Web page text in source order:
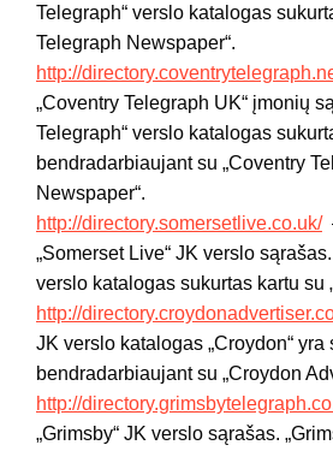
Telegraph“ verslo katalogas
Telegraph Newspaper“.
http://
„Coventry Telegraph UK“ įmonių
Telegraph“ verslo katalogas
bendradarbiaujant su „Coventry
Newspaper“.
http://directory.somersetlive.co.uk/
„Somerset Live“ JK verslo
verslo katalogas sukurtas kartu su
http://
JK verslo katalogas „Croydon“ yra
bendradarbiaujant su „Croydon
http://
„Grimsby“ JK verslo sąrašas.